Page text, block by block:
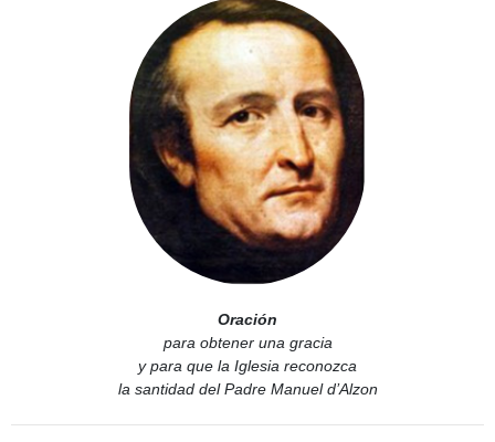
Oración
para obtener una gracia
y para que la Iglesia reconozca
la santidad del Padre Manuel d’Alzon